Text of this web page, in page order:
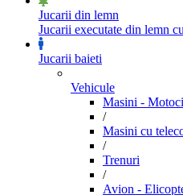
Jucarii din lemn
Jucarii executate din lemn
Jucarii baieti
Vehicule
Masini -
/
Masini cu
/
Trenuri
/
Avion -